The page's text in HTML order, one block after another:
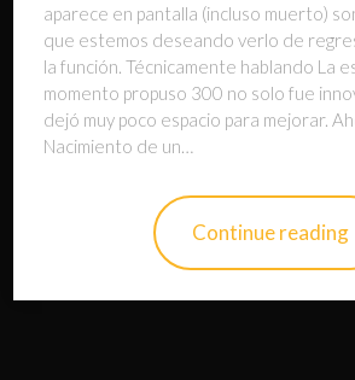
aparece en pantalla (incluso muerto)
que estemos deseando verlo de
la función. Técnicamente hablando La
momento propuso 300 no solo fue
dejó muy poco espacio para mejorar.
Nacimiento de un…
Continue reading